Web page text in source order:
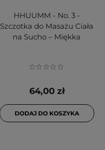
HHUUMM - No. 3 -
Szczotka do Masażu Ciała
na Sucho – Miękka
64,00 zł
DODAJ DO KOSZYKA